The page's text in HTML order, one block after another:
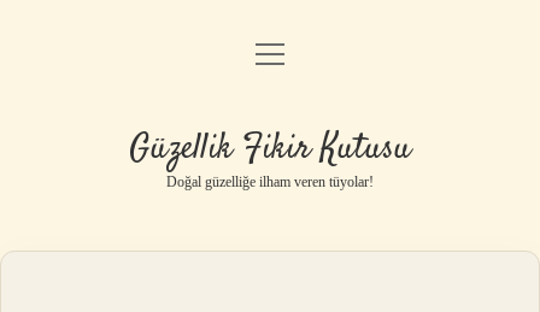
Anasayfa
Yasal Uyarı
menüyü
Güzellik Fikir Kutusu
Doğal güzelliğe ilham veren tüyolar!